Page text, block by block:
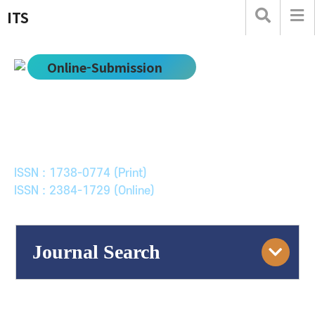
ITS
Online-Submission
ISSN : 1738-0774 (Print)
ISSN : 2384-1729 (Online)
Journal Search